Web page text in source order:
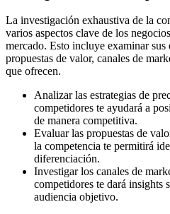
La investigación exhaustiva de la
varios aspectos clave de los
mercado. Esto incluye examinar sus
propuestas de valor, canales de
que ofrecen.
Analizar las estrategias de
competidores te ayudará a
de manera competitiva.
Evaluar las propuestas de
la competencia te permitirá
diferenciación.
Investigar los canales de
competidores te dará insights
audiencia objetivo.